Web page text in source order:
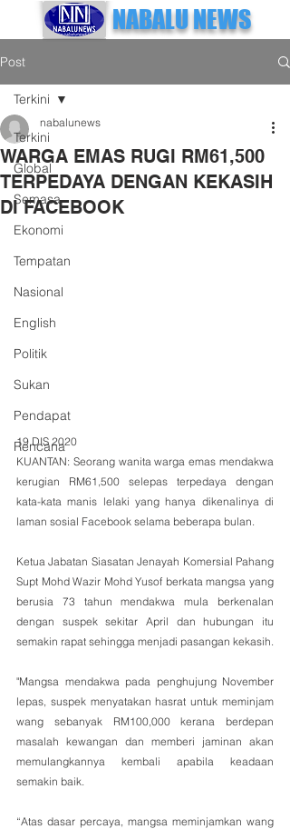
NABALU NEWS
Post
Terkini
Global
Semasa
Ekonomi
Tempatan
Nasional
English
Politik
Sukan
Pendapat
Rencana
Terkini
WARGA EMAS RUGI RM61,500
TERPEDAYA DENGAN KEKASIH
DI FACEBOOK
nabalunews
19 DIS 2020
KUANTAN: Seorang wanita warga emas mendakwa
kerugian RM61,500 selepas terpedaya dengan
kata-kata manis lelaki yang hanya dikenalinya di
laman sosial Facebook selama beberapa bulan.
Ketua Jabatan Siasatan Jenayah Komersial Pahang
Supt Mohd Wazir Mohd Yusof berkata mangsa yang
berusia 73 tahun mendakwa mula berkenalan
dengan suspek sekitar April dan hubungan itu
semakin rapat sehingga menjadi pasangan kekasih.
"Mangsa mendakwa pada penghujung November
lepas, suspek menyatakan hasrat untuk meminjam
wang sebanyak RM100,000 kerana berdepan
masalah kewangan dan memberi jaminan akan
memulangkannya kembali apabila keadaan
semakin baik.
“Atas dasar percaya, mangsa meminjamkan wang